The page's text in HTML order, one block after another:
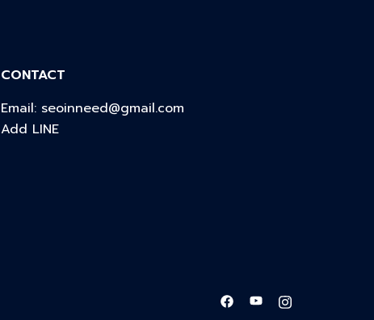
CONTACT
Email: seoinneed@gmail.com
Add LINE